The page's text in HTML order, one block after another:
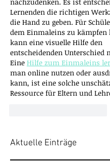
nachzudenken. Es ist
Lernenden die richtigen
die Hand zu geben. Für
dem Einmaleins zu kämpfen
kann eine visuelle Hilfe den
entscheidenden Unterschied
Eine Hilfe zum Einmaleins
man online nutzen oder
kann, ist eine solche
Ressource für Eltern und
Aktuelle Einträge